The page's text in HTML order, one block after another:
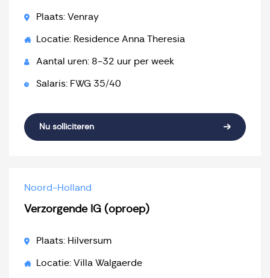
Plaats: Venray
Locatie: Residence Anna Theresia
Aantal uren: 8-32 uur per week
Salaris: FWG 35/40
Nu solliciteren
Noord-Holland
Verzorgende IG (oproep)
Plaats: Hilversum
Locatie: Villa Walgaerde